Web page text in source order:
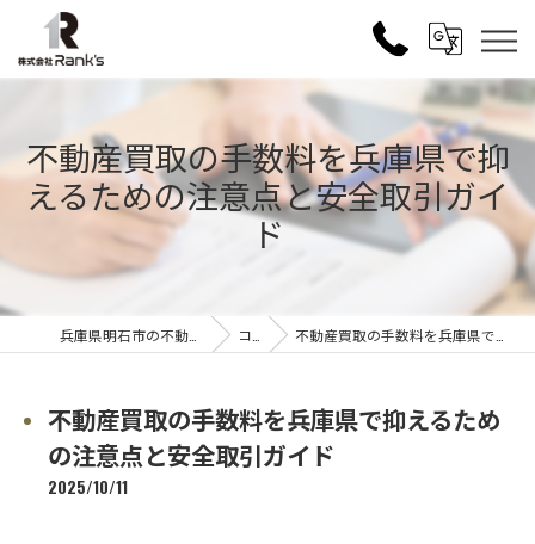
不動産買取の手数料を兵庫県で抑
えるための注意点と安全取引ガイ
ド
コラム 不動産買取の手数料を兵庫県で抑えるための注意点と安全取引ガイド
不動産買取の手数料を兵庫県で抑えるため
の注意点と安全取引ガイド
2025/10/11